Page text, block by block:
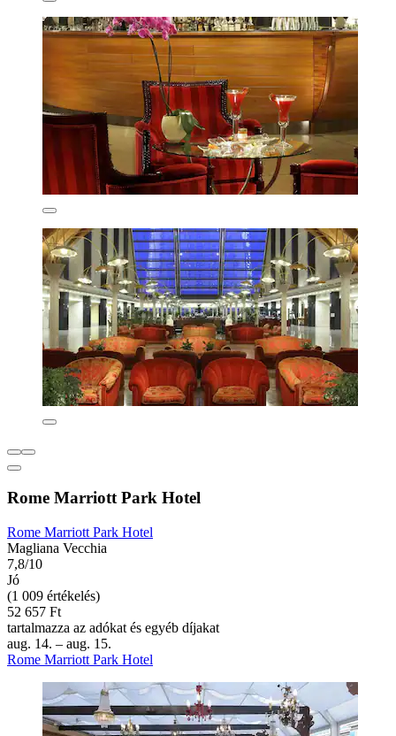
Rome Marriott Park Hotel
Rome Marriott Park Hotel
Magliana Vecchia
7,8/10
Jó
(1 009 értékelés)
52 657 Ft
tartalmazza az adókat és egyéb díjakat
aug. 14. – aug. 15.
Rome Marriott Park Hotel